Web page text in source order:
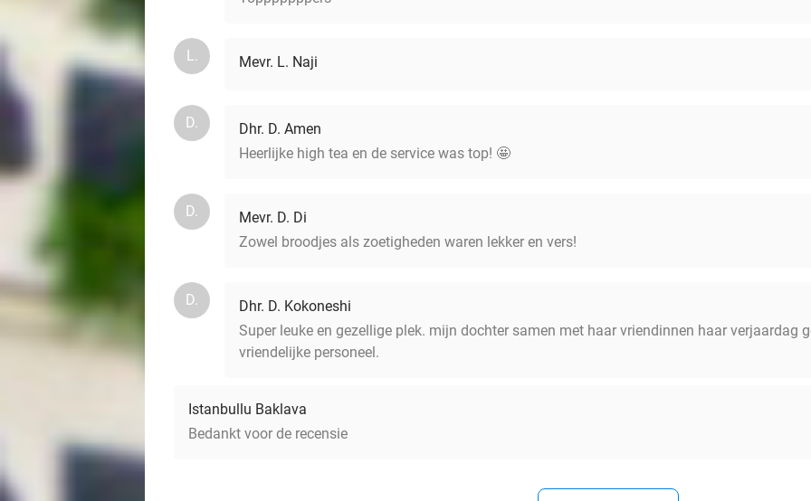
L. Mevr. L. Naji
D.
Dhr. D. Amen
Heerlijke high tea en de service was top! 🤩
D.
Mevr. D. Di
Zowel broodjes als zoetigheden waren lekker en vers!
D.
Dhr. D. Kokoneshi
Super leuke en gezellige plek. mijn dochter samen met haar vriendinnen haar verjaardag
vriendelijke personeel.
Istanbullu Baklava
Bedankt voor de recensie